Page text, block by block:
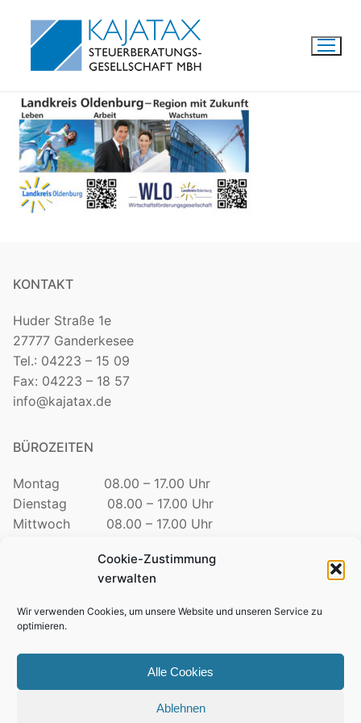
Cookie-Zustimmung
verwalten
Wir verwenden Cookies, um unsere Website und unseren Service zu
optimieren.
Alle Cookies
Ablehnen
springen
KONTAKT
Huder Straße 1e
27777 Ganderkesee
Tel.: 04223 – 15 09
Fax: 04223 – 18 57
info@kajatax.de
BÜROZEITEN
Montag 08.00 – 17.00 Uhr
Dienstag 08.00 – 17.00 Uhr
Mittwoch 08.00 – 17.00 Uhr
Freitag 08.00 – 12.30 Uhr
TELEFONZEITEN
Freitag 09:00 – 12:00 Uhr